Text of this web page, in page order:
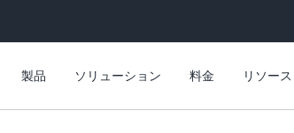
製品 ソリューション 料金 リソース